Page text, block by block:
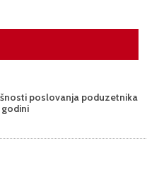
poslovanja poduzetnika